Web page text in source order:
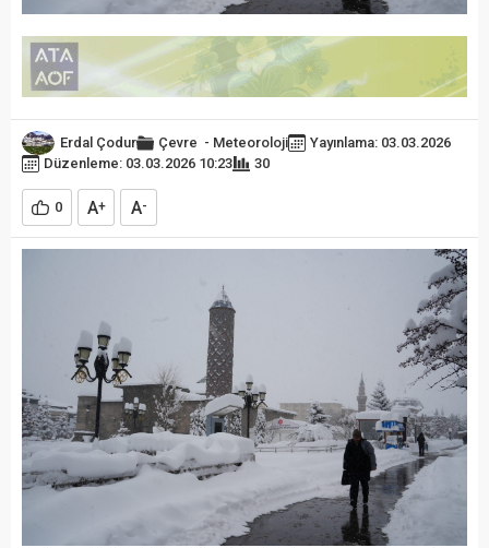
Erdal Çodur Çevre - Meteoroloji
Yayınlama: 03.03.2026
Düzenleme: 03.03.2026 10:23
30
0 A+ A-